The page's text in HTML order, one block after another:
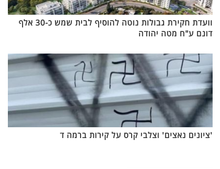
וועדת חקירת גבולות נוטה להוסיף לבית שמש כ-30 אלף
דונם ע"ח מטה יהודה
'ציונים נאצים' וצלבי קרס על קירות ברמה ד